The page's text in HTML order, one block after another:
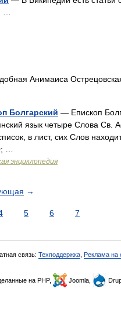
…
Анимаиса
Болгарский — Епископ
язык четыре Слова Св.
в лист, сих Слов
…
энциклопедия
→
5 6 7
связь: Техподдержка Реклама на
на PHP, Joomla,